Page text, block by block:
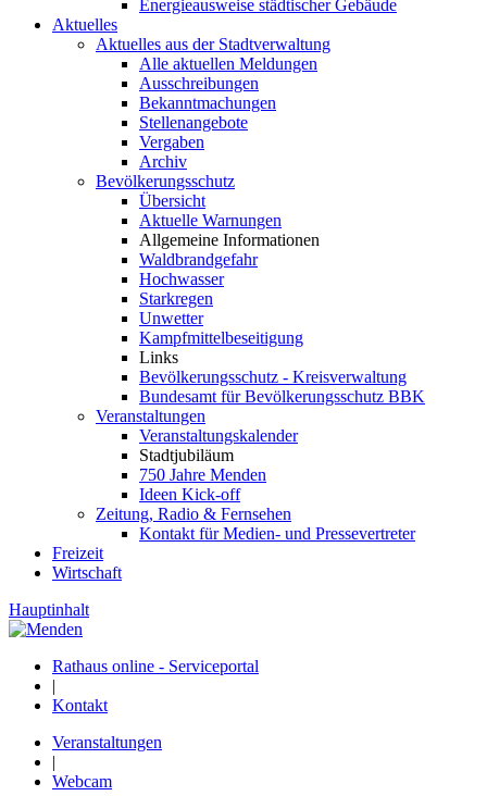
Energieausweise städtischer Gebäude
Aktuelles
Aktuelles aus der Stadtverwaltung
Alle aktuellen Meldungen
Ausschreibungen
Bekanntmachungen
Stellenangebote
Vergaben
Archiv
Bevölkerungsschutz
Übersicht
Aktuelle Warnungen
Allgemeine Informationen
Waldbrandgefahr
Hochwasser
Starkregen
Unwetter
Kampfmittelbeseitigung
Links
Bevölkerungsschutz - Kreisverwaltung
Bundesamt für Bevölkerungsschutz BBK
Veranstaltungen
Veranstaltungskalender
Stadtjubiläum
750 Jahre Menden
Ideen Kick-off
Zeitung, Radio & Fernsehen
Kontakt für Medien- und Pressevertreter
Freizeit
Wirtschaft
Hauptinhalt
Rathaus online - Serviceportal
|
Kontakt
Veranstaltungen
|
Webcam